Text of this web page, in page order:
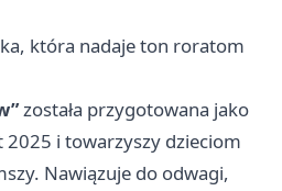
która nadaje ton roratom
została przygotowana jako
i towarzyszy dzieciom
Nawiązuje do odwagi,